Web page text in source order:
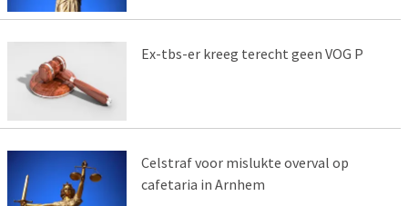
Ex-tbs-er kreeg terecht geen VOG P
Celstraf voor mislukte overval op
cafetaria in Arnhem